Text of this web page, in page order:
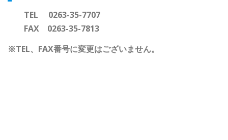
TEL 0263-35-7707
FAX 0263-35-7813
※TEL、FAX番号に変更はございません。